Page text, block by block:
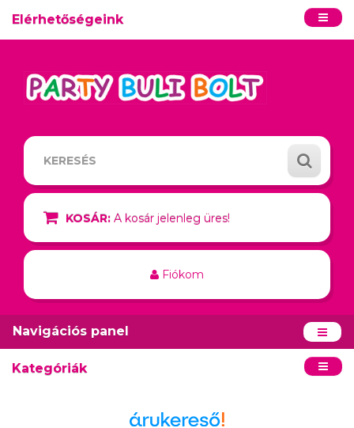
Elérhetőségeink
KOSÁR: A kosár jelenleg üres!
Fiókom
Navigációs panel
Kategóriák